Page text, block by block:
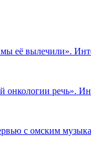
мы её вылечили».
онкологии речь».
с омским